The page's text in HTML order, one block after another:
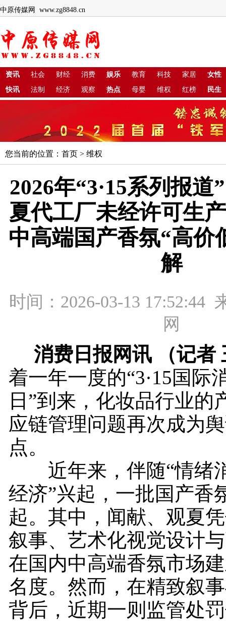
中原传媒网 www.zg8848.cn
资讯 社会 财经 消费 娱乐 教育 科技 家居
女性
快讯
法制 经济 观察 热点 母婴 维权 红榜 民生
您当前的位置： 首页 > 维权
2026年“3·15系列报道
夏代工厂未经许可生
中高端国产香氛“高价
解
时间：2026-03-13 17:52:44
网
消费日报网讯 （记者
着一年一度的“3·15国际
日”到来，化妆品行业的
应链管理问题再次成为
点。
近年来，伴随“情绪
经济”兴起，一批国产香
起。其中，闻献、观夏
叙事、艺术化视觉设计
在国内中高端香氛市场
名度。然而，在精致叙
背后，近期一则监管处